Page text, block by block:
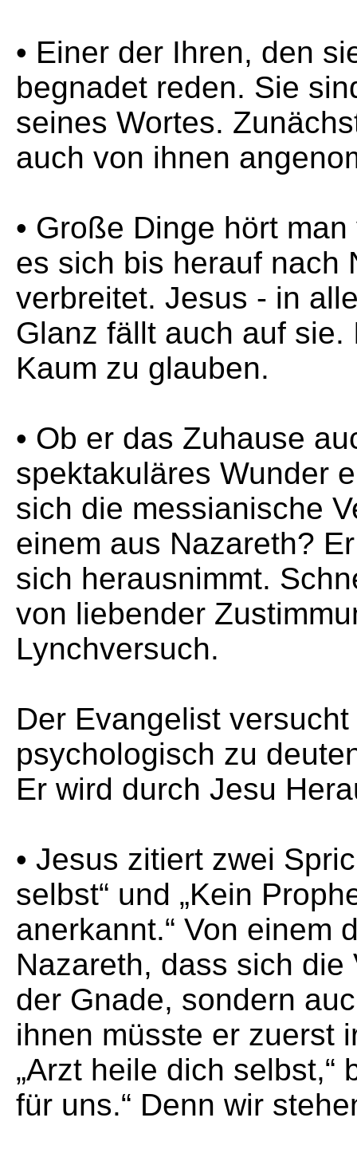
• Einer der Ihren, den
begnadet reden. Sie
seines Wortes.
auch von ihnen
• Große Dinge hört
es sich bis herauf nach
verbreitet. Jesus - in
Glanz fällt auch auf
Kaum zu glauben.
• Ob er das Zuhause
spektakuläres Wunder
sich die messianische
einem aus Nazareth?
sich herausnimmt.
von liebender
Lynchversuch.
Der Evangelist
psychologisch zu
Er wird durch Jesu
• Jesus zitiert zwei
selbst“ und „Kein
anerkannt.“ Von einem
Nazareth, dass sich
der Gnade, sondern
ihnen müsste er zuerst
„Arzt heile dich selbst,“
für uns.“ Denn wir